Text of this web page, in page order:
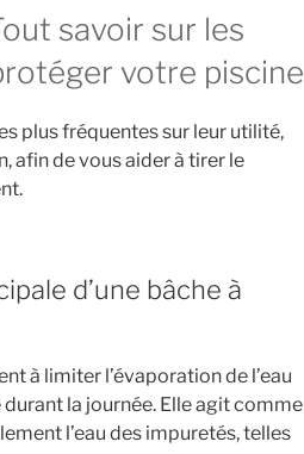
savoir sur les
votre piscine
plus fréquentes sur leur utilité,
afin de vous aider à tirer le
d’une bâche à
à limiter l’évaporation de l’eau
la journée. Elle agit comme
l’eau des impuretés, telles